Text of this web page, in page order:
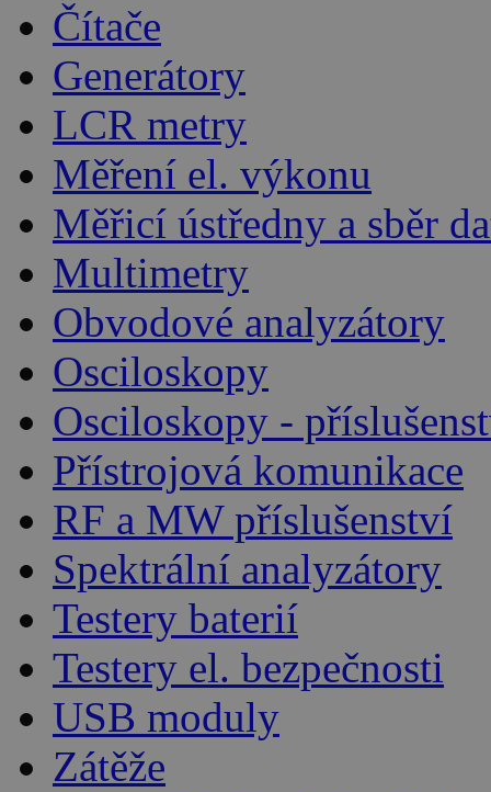
Čítače
Generátory
LCR metry
Měření el. výkonu
Měřicí ústředny a sběr
Multimetry
Obvodové analyzátory
Osciloskopy
Osciloskopy -
Přístrojová komunikace
RF a MW příslušenství
Spektrální analyzátory
Testery baterií
Testery el. bezpečnosti
USB moduly
Zátěže